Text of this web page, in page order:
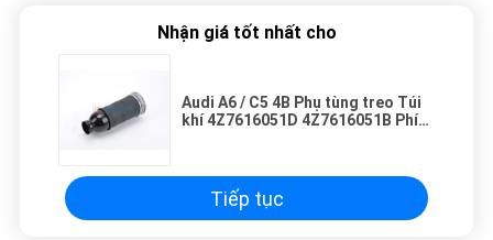
Nhận giá tốt nhất cho
Audi A6 / C5 4B Phụ tùng treo Túi
khí 4Z7616051D 4Z7616051B Phía
Tiếp tục